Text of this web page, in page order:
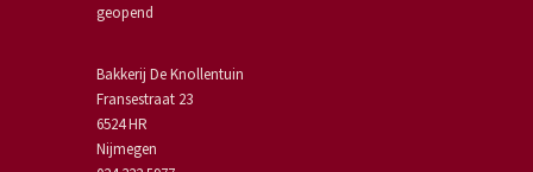
geopend
Bakkerij De Knollentuin
Fransestraat 23
6524 HR
Nijmegen